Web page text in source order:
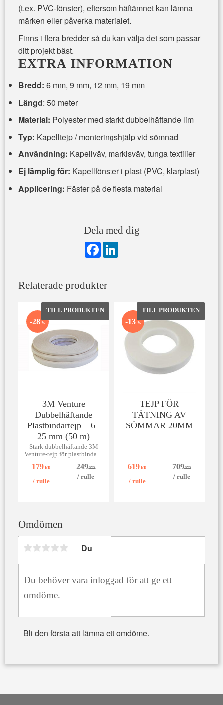
(t.ex. PVC-fönster), eftersom häftämnet kan lämna
märken eller påverka materialet.
Finns i flera bredder så du kan välja det som passar
ditt projekt bäst.
EXTRA INFORMATION
Bredd: 6 mm, 9 mm, 12 mm, 19 mm
Längd: 50 meter
Material: Polyester med starkt dubbelhäftande lim
Typ: Kapelltejp / monteringshjälp vid sömnad
Användning: Kapellväv, markisväv, tunga textilier
Ej lämplig för: Kapellfönster i plast (PVC, klarplast)
Applicering: Fäster på de flesta material
Dela med dig
F
o
k
L
Omdömen
Du
Bli den första att lämna ett omdöme.
Relaterade produkter
3M Venture
Dubbelhäftande
Plastbindartejp – 6–
25 mm (50 m)
Stark dubbelhäftande 3M
Venture-tejp för plastbindare.
pålitlig och snabb montering.
Finns i 6–25 mm.
179 KR
/rulle
249KR
/rulle
28 % Lägg till i favoriter
TEJP FÖR
TÄTNING AV
SÖMMAR 20MM
619KR
/ rulle
709KR
/ rulle
13 % Lägg till